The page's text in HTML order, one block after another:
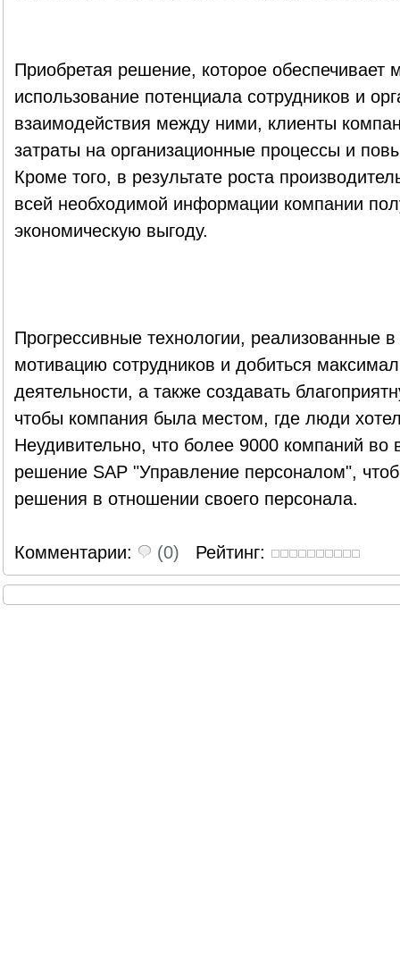
Приобретая решение, которое обеспечивает
использование потенциала сотрудников и
взаимодействия между ними, клиенты
затраты на организационные процессы и
Кроме того, в результате роста
всей необходимой информации компании
экономическую выгоду.
Прогрессивные технологии, реализованные
мотивацию сотрудников и добиться
деятельности, а также создавать
чтобы компания была местом, где люди
Неудивительно, что более 9000 компаний во
решение SAP "Управление персоналом",
решения в отношении своего персонала.
Комментарии: (0) Рейтинг: